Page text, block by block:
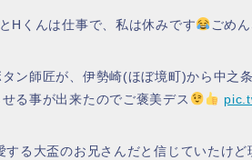
Hくんは仕事で、私は休みです ごめ
ン師匠が、伊勢崎(ほぼ境町)から中之
る事が出来たのでご褒美デス
る大盃のお兄さんだと信じていたけど